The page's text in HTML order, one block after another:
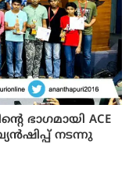
ഭാഗമായി ACE
നടന്നു